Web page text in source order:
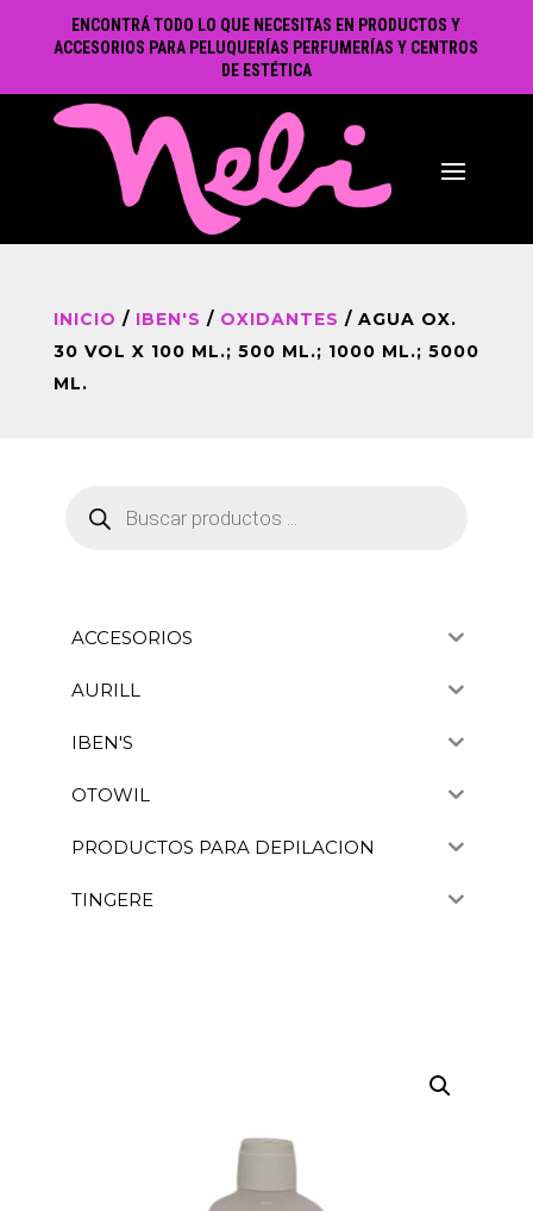
ENCONTRÁ TODO LO QUE NECESITAS EN PRODUCTOS Y
ACCESORIOS PARA PELUQUERÍAS PERFUMERÍAS Y CENTROS
DE ESTÉTICA
INICIO / IBEN'S / OXIDANTES / AGUA OX.
30 VOL X 100 ML.; 500 ML.; 1000 ML.; 5000
ML.
productos
ACCESORIOS
AURILL
IBEN'S
OTOWIL
PRODUCTOS PARA DEPILACION
TINGERE